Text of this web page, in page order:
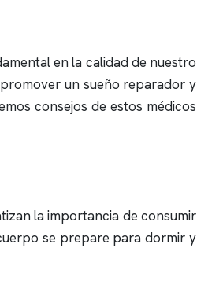
en la calidad de nuestro
un sueño reparador y
consejos de estos médicos
la importancia de consumir
se prepare para dormir y